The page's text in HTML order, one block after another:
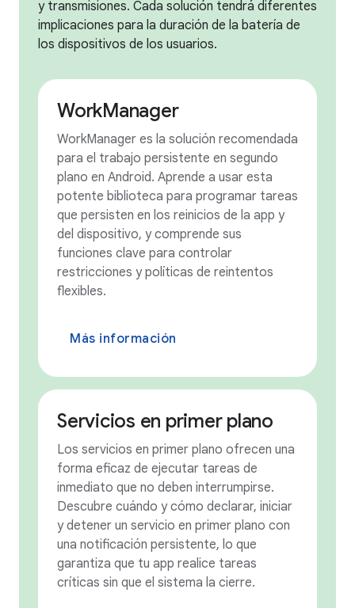
y transmisiones. Cada solución tendrá diferentes
implicaciones para la duración de la batería de
los dispositivos de los usuarios.
WorkManager
WorkManager es la solución recomendada
para el trabajo persistente en segundo
plano en Android. Aprende a usar esta
potente biblioteca para programar tareas
que persisten en los reinicios de la app y
del dispositivo, y comprende sus
funciones clave para controlar
restricciones y políticas de reintentos
flexibles.
Más información
Servicios en primer plano
Los servicios en primer plano ofrecen una
forma eficaz de ejecutar tareas de
inmediato que no deben interrumpirse.
Descubre cuándo y cómo declarar, iniciar
y detener un servicio en primer plano con
una notificación persistente, lo que
garantiza que tu app realice tareas
críticas sin que el sistema la cierre.